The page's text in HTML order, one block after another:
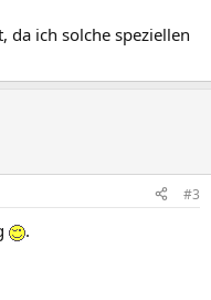
ich solche speziellen
#3
.